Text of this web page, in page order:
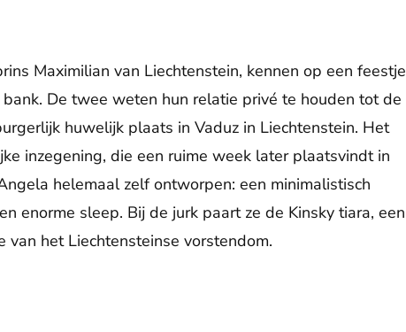
Maximilian van Liechtenstein, kennen op een feestje
De twee weten hun relatie privé te houden tot de
huwelijk plaats in Vaduz in Liechtenstein. Het
inzegening, die een ruime week later plaatsvindt in
helemaal zelf ontworpen: een minimalistisch
enorme sleep. Bij de jurk paart ze de Kinsky tiara, een
het Liechtensteinse vorstendom.